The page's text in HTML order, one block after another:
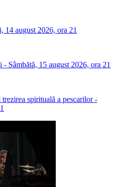
august 2026, ora 21
15 august 2026, ora 21
spirituală a pescarilor -